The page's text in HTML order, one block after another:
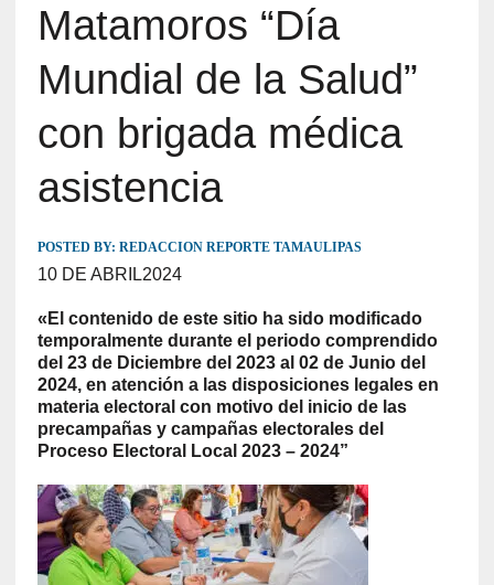
Matamoros “Día
Mundial de la Salud”
con brigada médica
asistencia
POSTED BY: REDACCION REPORTE TAMAULIPAS
10 DE ABRIL2024
«El contenido de este sitio ha sido modificado
temporalmente durante el periodo comprendido
del 23 de Diciembre del 2023 al 02 de Junio del
2024, en atención a las disposiciones legales en
materia electoral con motivo del inicio de las
precampañas y campañas electorales del
Proceso Electoral Local 2023 – 2024”